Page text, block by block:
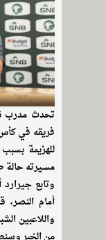
تحدث مدرب
فريقه في
للهزيمة
مسيرته حالة
وتابع
أمام النصر،
واللاعبين